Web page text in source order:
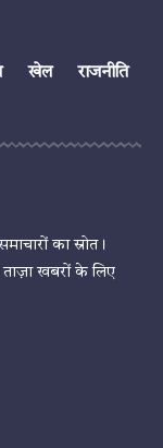
खेल
राजनीति
का स्रोत।
खबरों के लिए